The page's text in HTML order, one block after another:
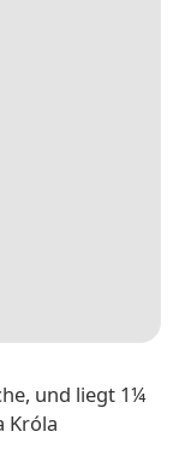
und liegt 1¼
Króla